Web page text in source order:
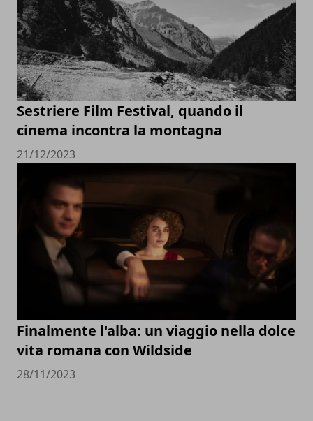
Sestriere Film Festival, quando il
cinema incontra la montagna
21/12/2023
Finalmente l'alba: un viaggio nella dolce
vita romana con Wildside
28/11/2023